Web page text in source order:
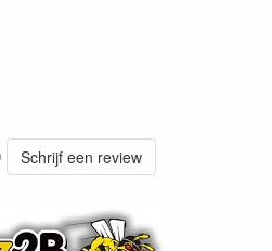
Schrijf een review